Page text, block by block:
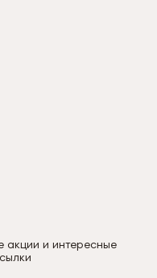
акции и интересные